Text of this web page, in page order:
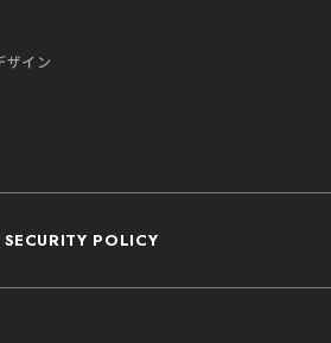
ザイン
SECURITY POLICY